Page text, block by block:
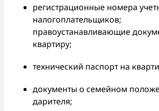
регистрационные номера
налогоплательщиков;
правоустанавливающие
квартиру;
технический паспорт на
документы о семейном
дарителя;